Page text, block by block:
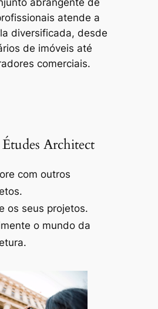
abrangente de
atende a
diversificada, desde
de imóveis até
comerciais.
Architect
com outros
os seus projetos.
o mundo da